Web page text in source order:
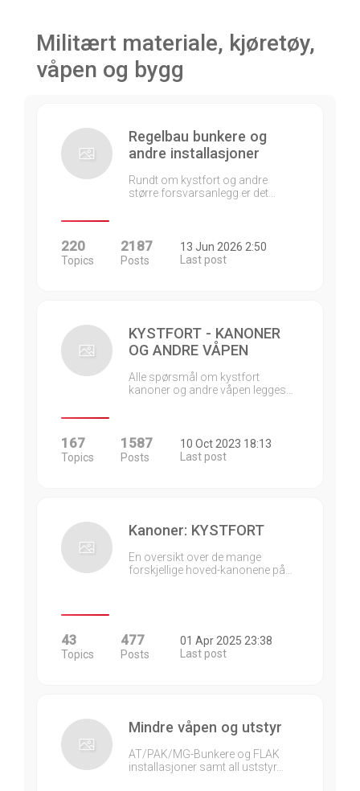
Militært materiale, kjøretøy,
våpen og bygg
Regelbau bunkere og
andre installasjoner
Rundt om kystfort og andre
større forsvarsanlegg er det…
220
Topics
2187
Posts
13 Jun 2026 2:50
Last post
KYSTFORT - KANONER
OG ANDRE VÅPEN
Alle spørsmål om kystfort
kanoner og andre våpen legges…
167
Topics
1587
Posts
10 Oct 2023 18:13
Last post
Kanoner: KYSTFORT
En oversikt over de mange
forskjellige hoved-kanonene på…
43
Topics
477
Posts
01 Apr 2025 23:38
Last post
Mindre våpen og utstyr
AT/PAK/MG-Bunkere og FLAK
installasjoner samt all uststyr…